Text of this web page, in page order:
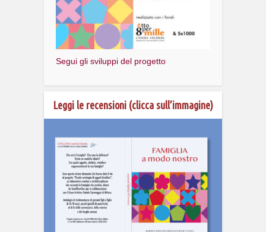
Segui gli sviluppi del progetto
Leggi le recensioni (clicca sull’immagine)